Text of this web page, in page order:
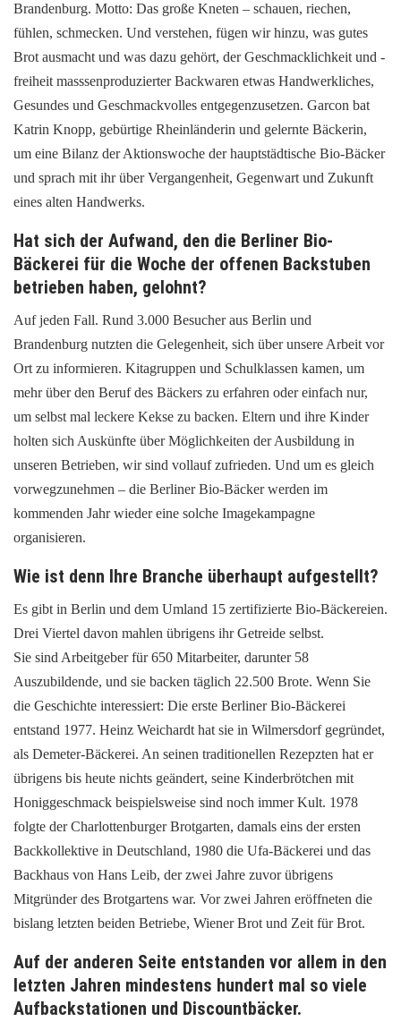
Brandenburg. Motto: Das große Kneten – schauen, riechen,
fühlen, schmecken. Und verstehen, fügen wir hinzu, was gutes
Brot ausmacht und was dazu gehört, der Geschmacklichkeit und -
freiheit masssenproduzierter Backwaren etwas Handwerkliches,
Gesundes und Geschmackvolles entgegenzusetzen. Garcon bat
Katrin Knopp, gebürtige Rheinländerin und gelernte Bäckerin,
um eine Bilanz der Aktionswoche der hauptstädtische Bio-Bäcker
und sprach mit ihr über Vergangenheit, Gegenwart und Zukunft
eines alten Handwerks.
Hat sich der Aufwand, den die Berliner Bio-
Bäckerei für die Woche der offenen Backstuben
betrieben haben, gelohnt?
Auf jeden Fall. Rund 3.000 Besucher aus Berlin und
Brandenburg nutzten die Gelegenheit, sich über unsere Arbeit vor
Ort zu informieren. Kitagruppen und Schulklassen kamen, um
mehr über den Beruf des Bäckers zu erfahren oder einfach nur,
um selbst mal leckere Kekse zu backen. Eltern und ihre Kinder
holten sich Auskünfte über Möglichkeiten der Ausbildung in
unseren Betrieben, wir sind vollauf zufrieden. Und um es gleich
vorwegzunehmen – die Berliner Bio-Bäcker werden im
kommenden Jahr wieder eine solche Imagekampagne
organisieren.
Wie ist denn Ihre Branche überhaupt aufgestellt?
Es gibt in Berlin und dem Umland 15 zertifizierte Bio-Bäckereien.
Drei Viertel davon mahlen übrigens ihr Getreide selbst.
Sie sind Arbeitgeber für 650 Mitarbeiter, darunter 58
Auszubildende, und sie backen täglich 22.500 Brote. Wenn Sie
die Geschichte interessiert: Die erste Berliner Bio-Bäckerei
entstand 1977. Heinz Weichardt hat sie in Wilmersdorf gegründet,
als Demeter-Bäckerei. An seinen traditionellen Rezepzten hat er
übrigens bis heute nichts geändert, seine Kinderbrötchen mit
Honiggeschmack beispielsweise sind noch immer Kult. 1978
folgte der Charlottenburger Brotgarten, damals eins der ersten
Backkollektive in Deutschland, 1980 die Ufa-Bäckerei und das
Backhaus von Hans Leib, der zwei Jahre zuvor übrigens
Mitgründer des Brotgartens war. Vor zwei Jahren eröffneten die
bislang letzten beiden Betriebe, Wiener Brot und Zeit für Brot.
Auf der anderen Seite entstanden vor allem in den
letzten Jahren mindestens hundert mal so viele
Aufbackstationen und Discountbäcker.